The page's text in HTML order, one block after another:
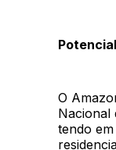
Potencial
O
Nacional
tendo